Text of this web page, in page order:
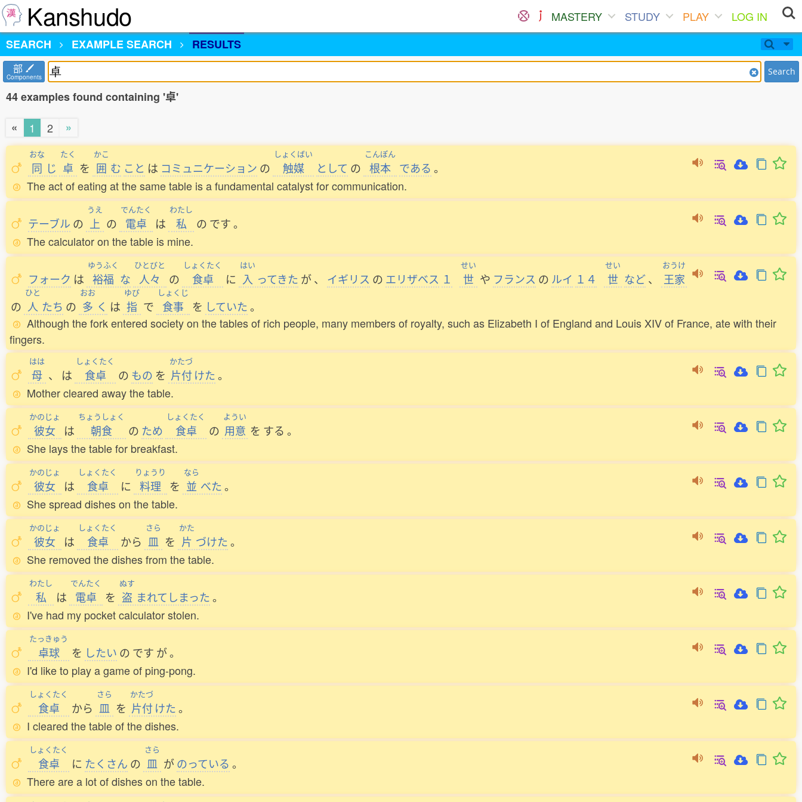
Kanshudo MASTERY STUDY PLAY
LOG IN
SEARCH
EXAMPLE SEARCH RESULTS
部
Components Search
44 examples found containing '卓'
«
1 2 »
おな
同 じ
たく
卓 を
かこ
囲 む こと は コミュニケーション の
しょくばい
触媒 として の
こんぽん
根本 である 。
The act of eating at the same table is a fundamental catalyst for communication.
テーブル の
うえ
上 の
でんたく
電卓 は
わたし
私 の です。
The calculator on the table is mine.
フォーク は
ゆうふく
裕福 な
ひとびと
人々 の
しょくたく
食卓 に
はい
入 ってきた が、 イギリス の エリザベス １
せい
世 や フランス の ルイ １４
せい
世 など、
おうけ
王家
の
ひと
人 たち の
おお
多 く は
ゆび
指 で
しょくじ
食事 を していた。
Although the fork entered society on the tables of rich people, many members of royalty, such as Elizabeth I of England and Louis XIV of France, ate with their
fingers.
はは
母 、 は
しょくたく
食卓 の もの を
かたづ
片付 けた。
Mother cleared away the table.
かのじょ
彼女 は
ちょうしょく
朝食 の ため
しょくたく
食卓 の
ようい
用意 を する 。
She lays the table for breakfast.
かのじょ
彼女 は
しょくたく
食卓 に
りょうり
料理 を
なら
並 べた。
She spread dishes on the table.
かのじょ
彼女 は
しょくたく
食卓 から
さら
皿 を
かた
片 づけた。
She removed the dishes from the table.
わたし
私 は
でんたく
電卓 を
ぬす
盗 まれてしまった。
I've had my pocket calculator stolen.
たっきゅう
卓球 を したい の です が。
I'd like to play a game of ping-pong.
しょくたく
食卓 から
さら
皿 を
かたづ
片付 けた。
I cleared the table of the dishes.
しょくたく
食卓 に たくさん の
さら
皿 がのっている 。
There are a lot of dishes on the table.